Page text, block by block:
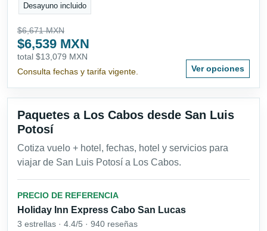
Desayuno incluido
$6,671 MXN
$6,539 MXN
total $13,079 MXN
Consulta fechas y tarifa vigente.
Ver opciones
Paquetes a Los Cabos desde San Luis
Potosí
Cotiza vuelo + hotel, fechas, hotel y servicios para
viajar de San Luis Potosí a Los Cabos.
PRECIO DE REFERENCIA
Holiday Inn Express Cabo San Lucas
3 estrellas · 4.4/5 · 940 reseñas